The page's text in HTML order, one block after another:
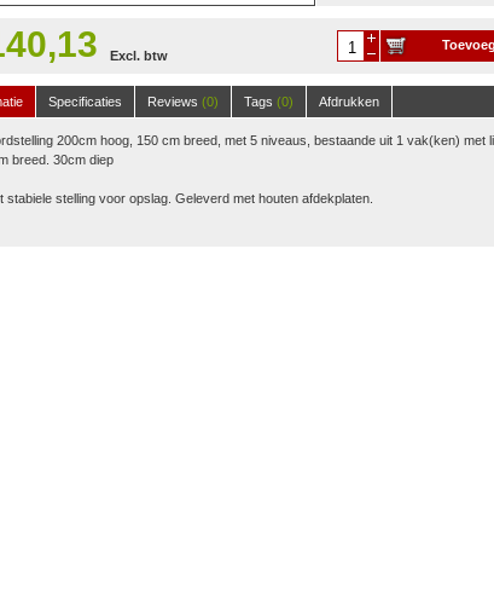
Excl. btw
Specificaties Reviews (0) Tags (0) Afdrukken
200cm hoog, 150 cm breed, met 5 niveaus, bestaande uit 1 vak(ken) met
breed. 30cm diep
stabiele stelling voor opslag. Geleverd met houten afdekplaten.